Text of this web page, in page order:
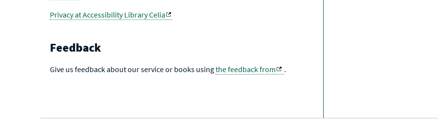
Privacy at Accessibility Library Celia
Feedback
Give us feedback about our service or books usingthe feedback from .